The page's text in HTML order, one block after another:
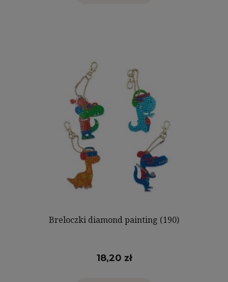
Breloczki diamond painting (190)
18,20 zł